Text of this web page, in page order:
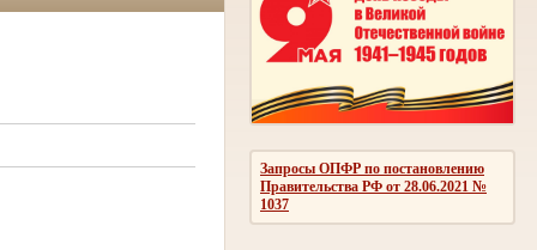
Запросы ОПФР по постановлению
Правительства РФ от 28.06.2021 №
1037